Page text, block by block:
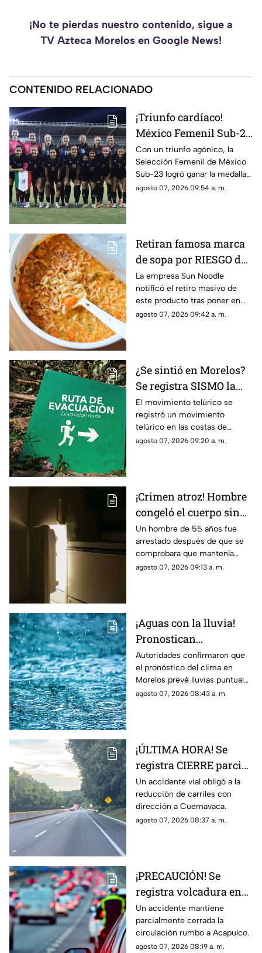
¡No te pierdas nuestro contenido, sigue a
TV Azteca Morelos en Google News!
CONTENIDO RELACIONADO
¡Triunfo cardíaco!
México Femenil Sub-23
vence en penales a
Colombia en la final de
los Juegos
Centroamericanos y del
Con un triunfo agónico, la
Selección Femenil de México
Sub-23 logró ganar la medalla
de oro en fútbol durante los
agosto 07, 2026 09:54 a. m.
Retiran famosa marca
de sopa por RIESGO de
alergia; autoridades
piden no consumir el
producto
La empresa Sun Noodle
notificó el retiro masivo de
este producto tras poner en
riesgo a una parte de la
agosto 07, 2026 09:42 a. m.
¿Se sintió en Morelos?
Se registra SISMO la
mañana de este viernes
7 de agosto
El movimiento telúrico se
registró un movimiento
telúrico en las costas de
Guerrero.
agosto 07, 2026 09:20 a. m.
¡Crimen atroz! Hombre
congeló el cuerpo sin
vida de su padre para
poder cobrar su
pensión; Lo hizo
durante más de dos
Un hombre de 55 años fue
arrestado después de que se
comprobara que mantenía
congelado el cuerpo sin vida
agosto 07, 2026 09:13 a. m.
¡Aguas con la lluvia!
Pronostican
precipitaciones muy
fuertes en Morelos
HOY; Lista de
municipios más
Autoridades confirmaron que
el pronóstico del clima en
Morelos prevé lluvias puntuales
muy fuertes de 50 a 75 mm
agosto 07, 2026 08:43 a. m.
¡ÚLTIMA HORA! Se
registra CIERRE parcial
en la autopista México-
Cuernavaca; esto pasó
Un accidente vial obligó a la
reducción de carriles con
dirección a Cuernavaca.
agosto 07, 2026 08:37 a. m.
¡PRECAUCIÓN! Se
registra volcadura en
la autopista
Cuernavaca-Acapulco
Un accidente mantiene
parcialmente cerrada la
circulación rumbo a Acapulco.
agosto 07, 2026 08:19 a. m.